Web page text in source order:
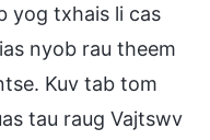
yog txhais li cas
nyob rau theem
Kuv tab tom
tau raug Vajtswv